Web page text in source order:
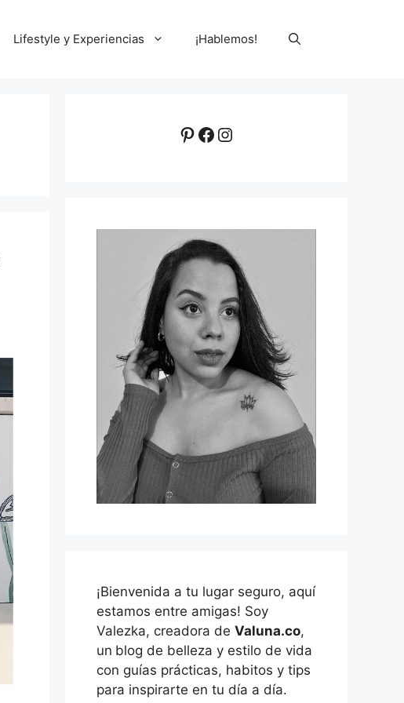
Lifestyle y Experiencias ¡Hablemos!
Pinterest
Facebook
Instagram
¡Bienvenida a tu lugar seguro, aquí
estamos entre amigas! Soy
Valezka, creadora de Valuna.co,
un blog de belleza y estilo de vida
con guías prácticas, habitos y tips
para inspirarte en tu día a día.